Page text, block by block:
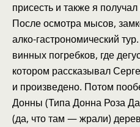
присесть и также я
После осмотра мысов,
алко-гастрономический
винных погребков, где
котором рассказывал
и произведено. Потом
Донны (Типа Донна Роза
(да, что там — жрали)